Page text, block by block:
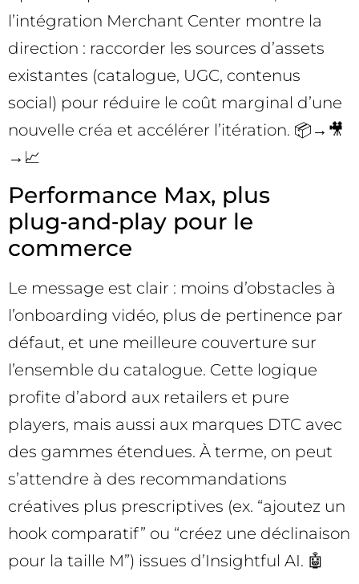
l’intégration Merchant Center montre la
direction : raccorder les sources d’assets
existantes (catalogue, UGC, contenus
social) pour réduire le coût marginal d’une
nouvelle créa et accélérer l’itération. 📦→🎥
→📈
Performance Max, plus
plug‑and‑play pour le
commerce
Le message est clair : moins d’obstacles à
l’onboarding vidéo, plus de pertinence par
défaut, et une meilleure couverture sur
l’ensemble du catalogue. Cette logique
profite d’abord aux retailers et pure
players, mais aussi aux marques DTC avec
des gammes étendues. À terme, on peut
s’attendre à des recommandations
créatives plus prescriptives (ex. “ajoutez un
hook comparatif” ou “créez une déclinaison
pour la taille M”) issues d’Insightful AI. 🤖